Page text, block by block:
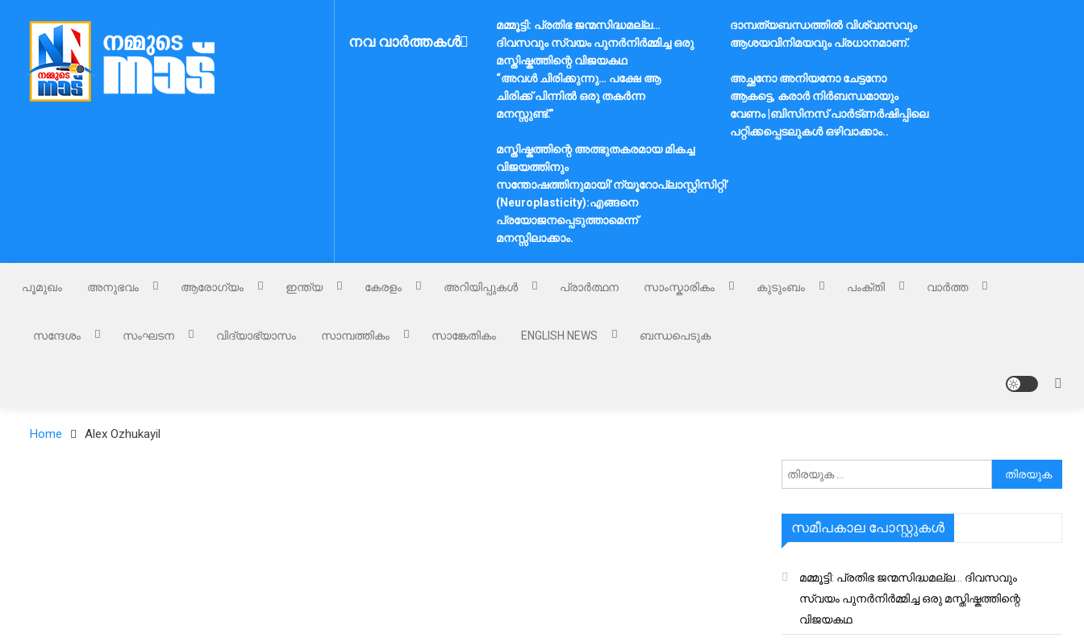
Nammude Naadu
നമ്മുടെ നാട്
നവ വാർത്തകൾ
മമ്മൂട്ടി: പ്രതിഭ ജന്മസിദ്ധമല്ല…
ദിവസവും സ്വയം പുനർനിർമ്മിച്ച ഒരു
മസ്തിഷ്കത്തിന്റെ വിജയകഥ
ദാമ്പത്യബന്ധത്തിൽ വിശ്വാസവും
ആശയവിനിമയവും പ്രധാനമാണ്.
“അവൾ ചിരിക്കുന്നു… പക്ഷേ ആ
ചിരിക്ക് പിന്നിൽ ഒരു തകർന്ന
മനസ്സുണ്ട്.”
അച്ഛനോ അനിയനോ ചേട്ടനോ
ആകട്ടെ, കരാർ നിർബന്ധമായും
വേണം |ബിസിനസ് പാർട്ണർഷിപ്പിലെ
പറ്റിക്കപ്പെടലുകൾ ഒഴിവാക്കാം..
മസ്തിഷ്കത്തിന്റെ അത്ഭുതകരമായ മികച്ച
വിജയത്തിനും
സന്തോഷത്തിനുമായി’ന്യൂറോപ്ലാസ്റ്റിസിറ്റി’
(Neuroplasticity):എങ്ങനെ
പ്രയോജനപ്പെടുത്താമെന്ന്
മനസ്സിലാക്കാം.
പൂമുഖം അനുഭവം ആരോഗ്യം ഇന്ത്യ കേരളം അറിയിപ്പുകൾ പ്രാർത്ഥന സാംസ്കാരികം കുടുംബം പംക്തി വാർത്ത
സന്ദേശം സംഘടന വിദ്യാഭ്യാസം സാമ്പത്തികം സാങ്കേതികം ENGLISH NEWS ബന്ധപെടുക
Home Alex Ozhukayil
അനേഷിക്കുക
സമീപകാല പോസ്റ്റുകൾ
മമ്മൂട്ടി: പ്രതിഭ ജന്മസിദ്ധമല്ല… ദിവസവും
സ്വയം പുനർനിർമ്മിച്ച ഒരു മസ്തിഷ്കത്തിന്റെ
വിജയകഥ